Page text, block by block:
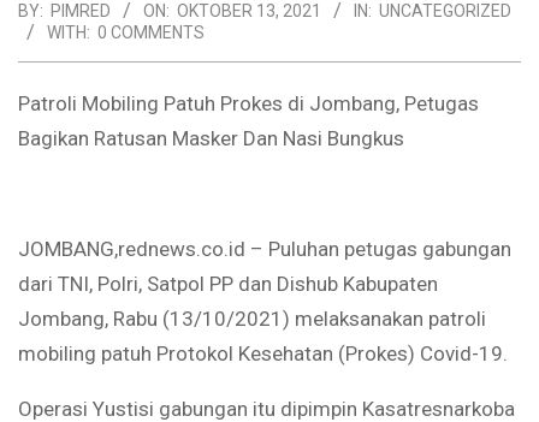
BY: PIMRED ON: OKTOBER 13, 2021 IN: UNCATEGORIZED
WITH: 0 COMMENTS
Patroli Mobiling Patuh Prokes di Jombang, Petugas
Bagikan Ratusan Masker Dan Nasi Bungkus
JOMBANG,rednews.co.id – Puluhan petugas gabungan
dari TNI, Polri, Satpol PP dan Dishub Kabupaten
Jombang, Rabu (13/10/2021) melaksanakan patroli
mobiling patuh Protokol Kesehatan (Prokes) Covid-19.
Operasi Yustisi gabungan itu dipimpin Kasatresnarkoba